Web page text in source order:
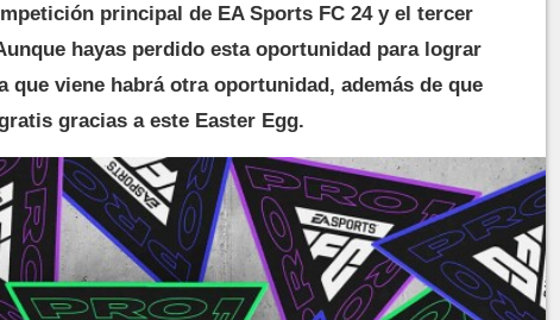
principal de EA Sports FC 24 y el tercer
hayas perdido esta oportunidad para lograr
que viene habrá otra oportunidad, además de que
gracias a este Easter Egg.